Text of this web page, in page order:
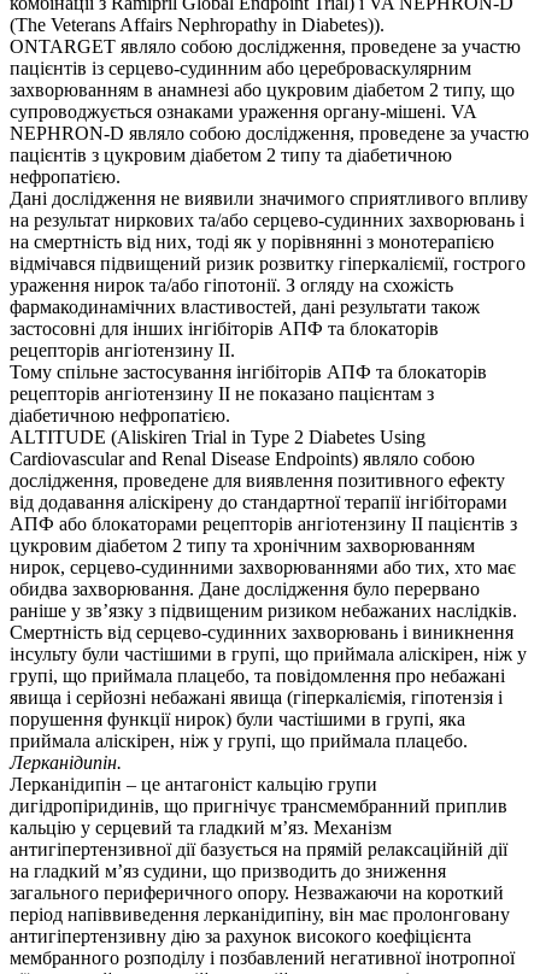
(The Veterans Affairs Nephropathy in Diabetes)).
ONTARGET являло собою дослідження, проведене за участю
пацієнтів із серцево-судинним або цереброваскулярним
захворюванням в анамнезі або цукровим діабетом 2 типу, що
супроводжується ознаками ураження органу-мішені. VA
NEPHRON-D являло собою дослідження, проведене за участю
пацієнтів з цукровим діабетом 2 типу та діабетичною
нефропатією.
Дані дослідження не виявили значимого сприятливого впливу
на результат ниркових та/або серцево-судинних захворювань і
на смертність від них, тоді як у порівнянні з монотерапією
відмічався підвищений ризик розвитку гіперкаліємії, гострого
ураження нирок та/або гіпотонії. З огляду на схожість
фармакодинамічних властивостей, дані результати також
застосовні для інших інгібіторів АПФ та блокаторів
рецепторів ангіотензину II.
Тому спільне застосування інгібіторів АПФ та блокаторів
рецепторів ангіотензину II не показано пацієнтам з
діабетичною нефропатією.
ALTITUDE (Aliskiren Trial in Type 2 Diabetes Using
Cardiovascular and Renal Disease Endpoints) являло собою
дослідження, проведене для виявлення позитивного ефекту
від додавання аліскірену до стандартної терапії інгібіторами
АПФ або блокаторами рецепторів ангіотензину II пацієнтів з
цукровим діабетом 2 типу та хронічним захворюванням
нирок, серцево-судинними захворюваннями або тих, хто має
обидва захворювання. Дане дослідження було перервано
раніше у зв’язку з підвищеним ризиком небажаних наслідків.
Смертність від серцево-судинних захворювань і виникнення
інсульту були частішими в групі, що приймала аліскірен, ніж у
групі, що приймала плацебо, та повідомлення про небажані
явища і серйозні небажані явища (гіперкаліємія, гіпотензія і
порушення функції нирок) були частішими в групі, яка
приймала аліскірен, ніж у групі, що приймала плацебо.
Лерканідипін.
Лерканідипін – це антагоніст кальцію групи
дигідропіридинів, що пригнічує трансмембранний приплив
кальцію у серцевий та гладкий м’яз. Механізм
антигіпертензивної дії базується на прямій релаксаційній дії
на гладкий м’яз судини, що призводить до зниження
загального периферичного опору. Незважаючи на короткий
період напіввиведення лерканідипіну, він має пролонговану
антигіпертензивну дію за рахунок високого коефіцієнта
мембранного розподілу і позбавлений негативної інотропної